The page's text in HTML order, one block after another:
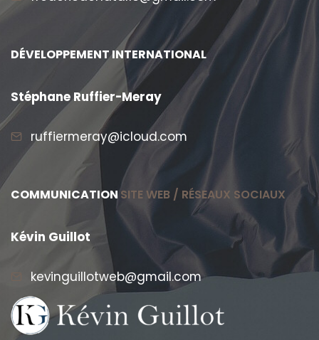
DÉVELOPPEMENT INTERNATIONAL
Stéphane Ruffier-Meray
ruffiermeray@icloud.com
COMMUNICATIONSITE WEB / RÉSEAUX SOCIAUX
Kévin Guillot
kevinguillotweb@gmail.com